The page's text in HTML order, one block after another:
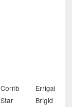
Corrib
Star
Errigal
Brigid